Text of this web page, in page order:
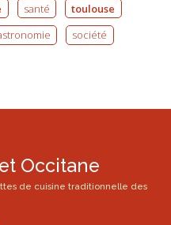
santé
toulouse
société
Occitane
de cuisine traditionnelle des